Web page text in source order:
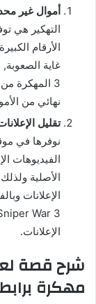
أموال غير
التهكير هي
الأرقام
3 المهكرة
نهائي من
تقليل
الفيديوهات
الأصلية
الإعلانات
الإعلانات.
مهكرة